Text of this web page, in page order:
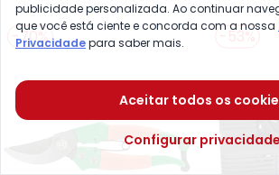
-70% -53%
publicidade personalizada. Ao continuar
que você está ciente e concorda com a nossa
Privacidadepara saber mais.
Aceitar todos os
Configurar privacidade